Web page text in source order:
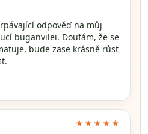
odpověď na můj
buganvilei. Doufám, že se
bude zase krásně růst
★★★★★